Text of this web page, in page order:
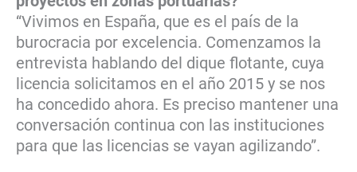
“Vivimos en España, que es el país de la
burocracia por excelencia. Comenzamos la
entrevista hablando del dique flotante, cuya
licencia solicitamos en el año 2015 y se nos
ha concedido ahora. Es preciso mantener una
conversación continua con las instituciones
para que las licencias se vayan agilizando”.